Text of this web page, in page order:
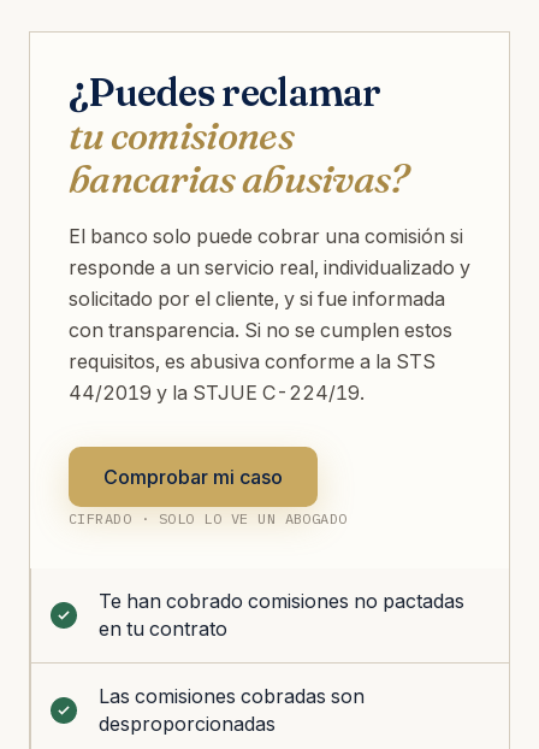
¿Puedes reclamar
tu comisiones
bancarias abusivas?
El banco solo puede cobrar una comisión si
responde a un servicio real, individualizado y
solicitado por el cliente, y si fue informada
con transparencia. Si no se cumplen estos
requisitos, es abusiva conforme a la STS
44/2019 y la STJUE C-224/19.
Comprobar mi caso
CIFRADO · SOLO LO VE UN ABOGADO
Te han cobrado comisiones no pactadas
en tu contrato
Las comisiones cobradas son
desproporcionadas